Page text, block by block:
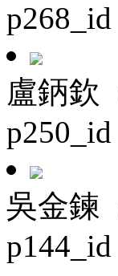
p268_id
盧鈵欽
p250_id
吳金鍊
p144_id